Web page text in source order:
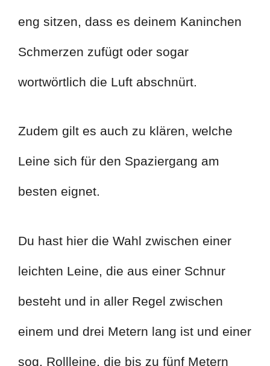
eng sitzen, dass es deinem Kaninchen
Schmerzen zufügt oder sogar
wortwörtlich die Luft abschnürt.
Zudem gilt es auch zu klären, welche
Leine sich für den Spaziergang am
besten eignet.
Du hast hier die Wahl zwischen einer
leichten Leine, die aus einer Schnur
besteht und in aller Regel zwischen
einem und drei Metern lang ist und einer
sog. Rollleine, die bis zu fünf Metern